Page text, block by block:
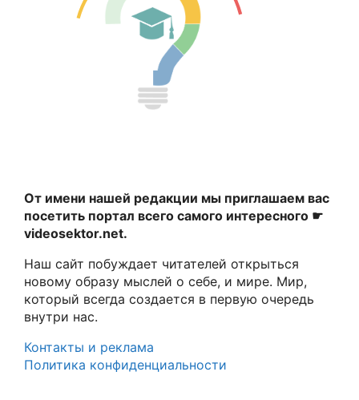
От имени нашей редакции мы приглашаем вас
посетить портал всего самого интересного ☛
videosektor.net.
Наш сайт побуждает читателей открыться
новому образу мыслей о себе, и мире. Мир,
который всегда создается в первую очередь
внутри нас.
Контакты и реклама
Политика конфиденциальности